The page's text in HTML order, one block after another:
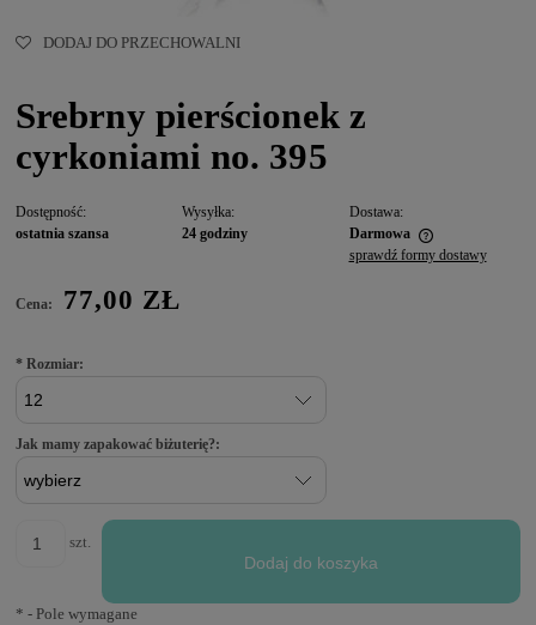
DODAJ DO PRZECHOWALNI
Srebrny pierścionek z
cyrkoniami no. 395
Dostępność:
ostatnia szansa
Wysyłka:
24 godziny
Dostawa:
Darmowa
sprawdź formy dostawy
Cena: 77,00 ZŁ
* Rozmiar:
Jak mamy zapakować biżuterię?:
szt.
Dodaj do koszyka
* - Pole wymagane